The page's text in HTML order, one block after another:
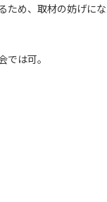
ため、取材の妨げにな
は可。